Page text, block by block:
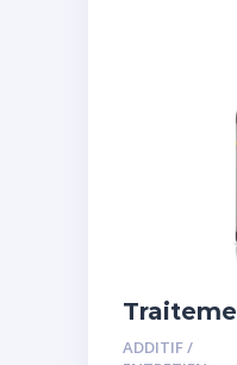
diesel et
ADDITIF /